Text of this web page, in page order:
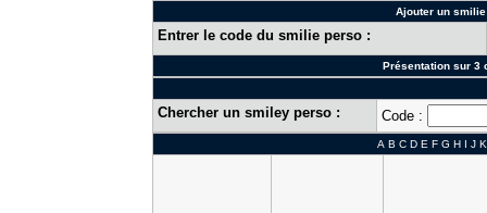
Ajouter un
Entrer le code du smilie perso :
Présentation sur 3
Chercher un smiley perso : Code :
A B C D E F G H I J K